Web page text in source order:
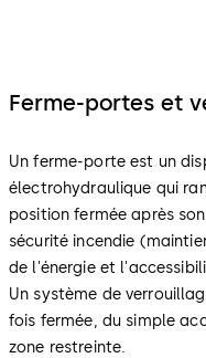
Ferme-portes et
Un ferme-porte est un
électrohydraulique qui
position fermée après
sécurité incendie
de l'énergie et
Un système de
fois fermée, du simple
zone restreinte.